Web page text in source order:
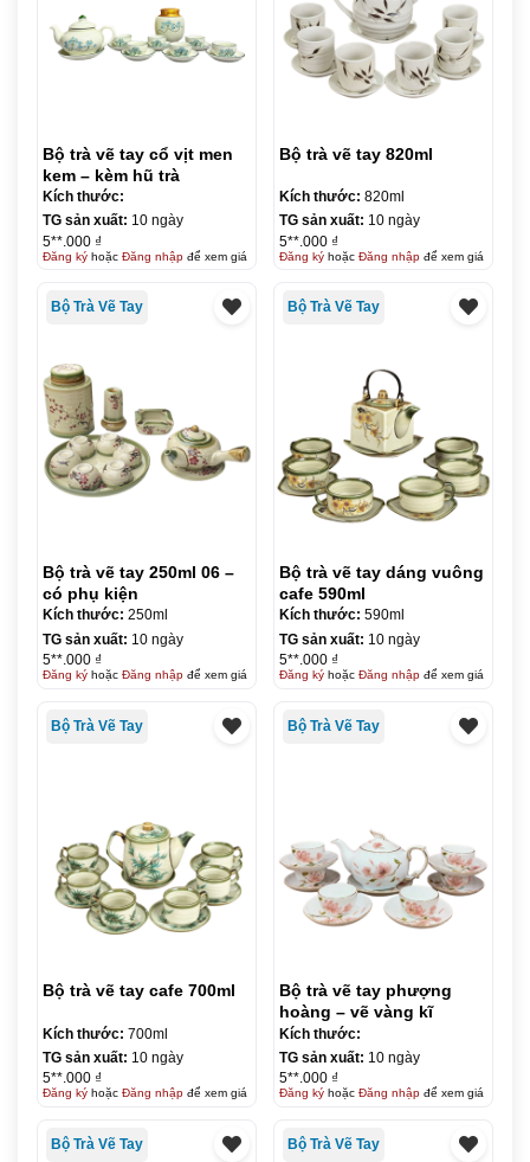
Bộ trà vẽ tay cổ vịt men
kem – kèm hũ trà
Kích thước:
TG sản xuất: 10 ngày
5**.000 ₫
Đăng kýhoặc Đăng nhậpđể xem giá
Bộ trà vẽ tay 820ml
Kích thước: 820ml
TG sản xuất: 10 ngày
5**.000 ₫
Đăng kýhoặc Đăng nhậpđể xem giá
Bộ Trà Vẽ Tay
Bộ trà vẽ tay 250ml 06 –
có phụ kiện
Kích thước: 250ml
TG sản xuất: 10 ngày
5**.000 ₫
Đăng kýhoặc Đăng nhậpđể xem giá
Bộ Trà Vẽ Tay
Bộ trà vẽ tay dáng vuông
cafe 590ml
Kích thước: 590ml
TG sản xuất: 10 ngày
5**.000 ₫
Đăng kýhoặc Đăng nhậpđể xem giá
Bộ Trà Vẽ Tay
Bộ trà vẽ tay cafe 700ml
Kích thước: 700ml
TG sản xuất: 10 ngày
5**.000 ₫
Đăng kýhoặc Đăng nhậpđể xem giá
Bộ Trà Vẽ Tay
Bộ trà vẽ tay phượng
hoàng – vẽ vàng kĩ
Kích thước:
TG sản xuất: 10 ngày
5**.000 ₫
Đăng kýhoặc Đăng nhậpđể xem giá
Bộ Trà Vẽ Tay Bộ Trà Vẽ Tay